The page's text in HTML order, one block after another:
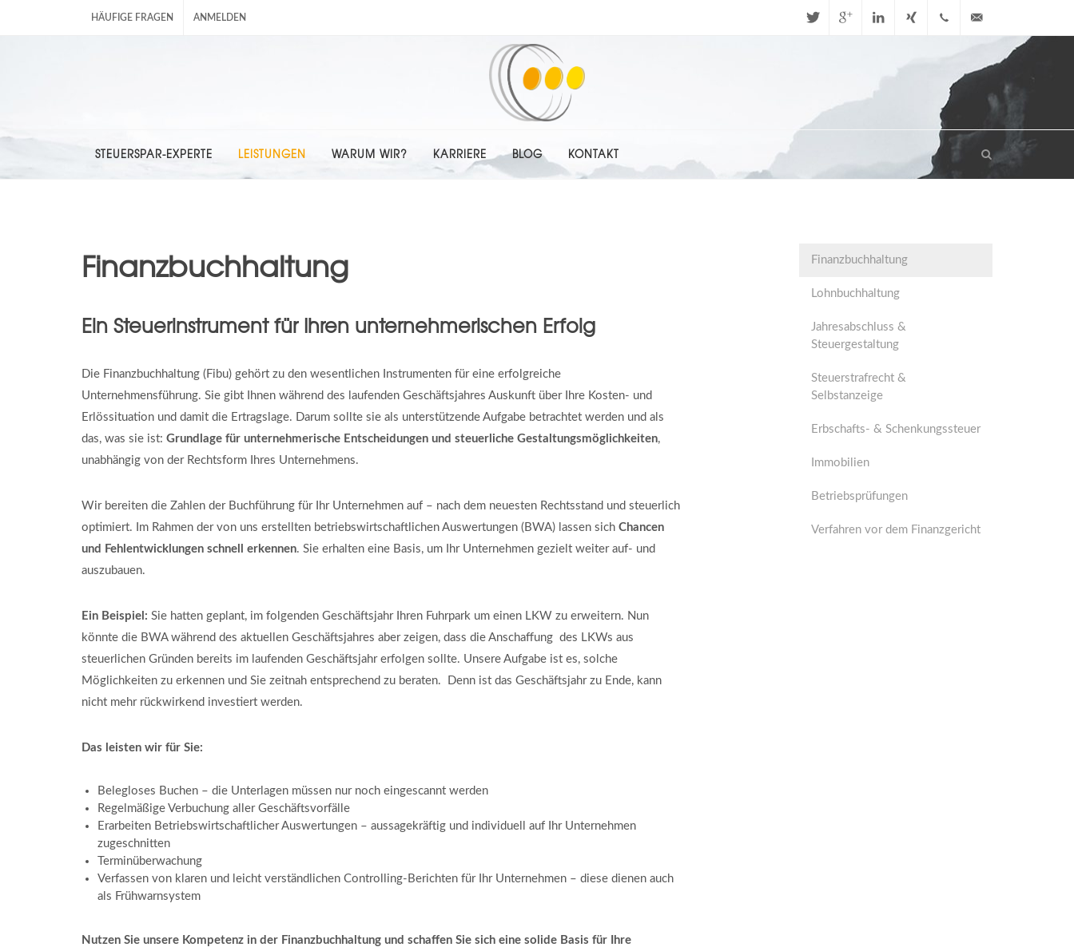
HÄUFIGE FRAGEN ANMELDEN
47050170
info@stbhn.de
STEUERSPAR-EXPERTE LEISTUNGEN WARUM WIR? KARRIERE BLOG KONTAKT
Finanzbuchhaltung
Ein Steuerinstrument für Ihren unternehmerischen Erfolg
Die Finanzbuchhaltung (Fibu) gehört zu den wesentlichen Instrumenten für eine erfolgreiche
Unternehmensführung. Sie gibt Ihnen während des laufenden Geschäftsjahres Auskunft über Ihre Kosten- und
Erlössituation und damit die Ertragslage. Darum sollte sie als unterstützende Aufgabe betrachtet werden und als
das, was sie ist: Grundlage für unternehmerische Entscheidungen und steuerliche Gestaltungsmöglichkeiten,
unabhängig von der Rechtsform Ihres Unternehmens.
Wir bereiten die Zahlen der Buchführung für Ihr Unternehmen auf – nach dem neuesten Rechtsstand und steuerlich
optimiert. Im Rahmen der von uns erstellten betriebswirtschaftlichen Auswertungen (BWA) lassen sich Chancen
und Fehlentwicklungen schnell erkennen. Sie erhalten eine Basis, um Ihr Unternehmen gezielt weiter auf- und
auszubauen.
Ein Beispiel: Sie hatten geplant, im folgenden Geschäftsjahr Ihren Fuhrpark um einen LKW zu erweitern. Nun
könnte die BWA während des aktuellen Geschäftsjahres aber zeigen, dass die Anschaffung des LKWs aus
steuerlichen Gründen bereits im laufenden Geschäftsjahr erfolgen sollte. Unsere Aufgabe ist es, solche
Möglichkeiten zu erkennen und Sie zeitnah entsprechend zu beraten. Denn ist das Geschäftsjahr zu Ende, kann
nicht mehr rückwirkend investiert werden.
Das leisten wir für Sie:
Belegloses Buchen – die Unterlagen müssen nur noch eingescannt werden
Regelmäßige Verbuchung aller Geschäftsvorfälle
Erarbeiten Betriebswirtschaftlicher Auswertungen – aussagekräftig und individuell auf Ihr Unternehmen
zugeschnitten
Terminüberwachung
Verfassen von klaren und leicht verständlichen Controlling-Berichten für Ihr Unternehmen – diese dienen auch
als Frühwarnsystem
Nutzen Sie unsere Kompetenz in der Finanzbuchhaltung und schaffen Sie sich eine solide Basis für Ihre
Finanzbuchhaltung
Lohnbuchhaltung
Jahresabschluss &
Steuergestaltung
Steuerstrafrecht &
Selbstanzeige
Erbschafts- & Schenkungssteuer
Immobilien
Betriebsprüfungen
Verfahren vor dem Finanzgericht